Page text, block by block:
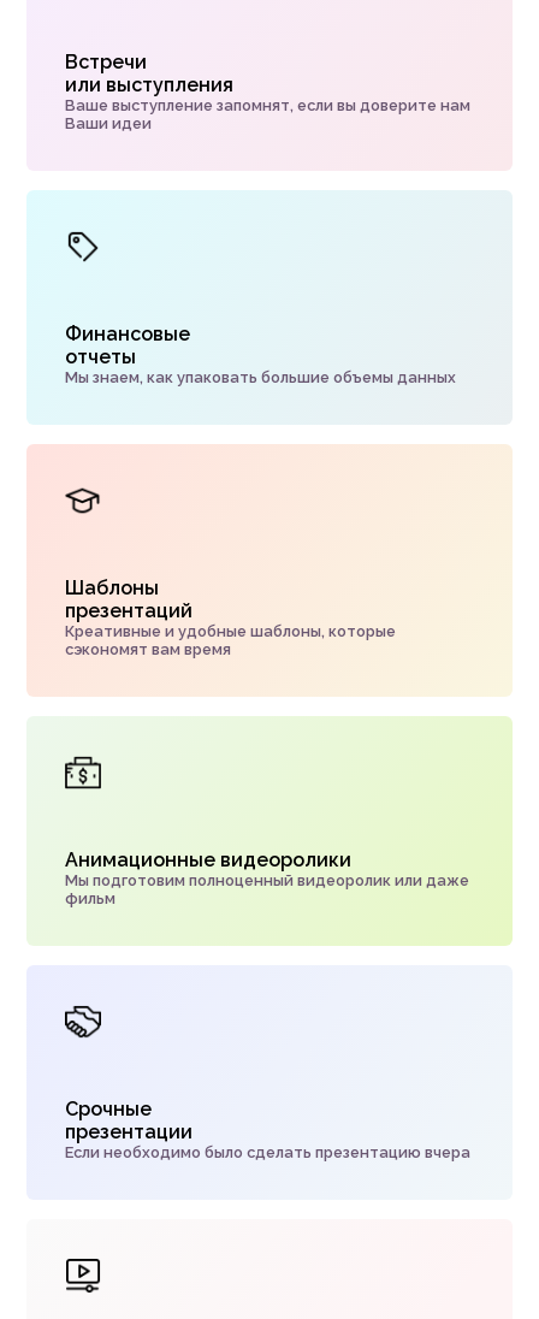
Встречи
или выступления
Ваше выступление запомнят, если вы доверите нам
Ваши идеи
Финансовые
отчеты
Мы знаем, как упаковать большие объемы данных
Шаблоны
презентаций
Креативные и удобные шаблоны, которые
сэкономят вам время
Анимационные видеоролики
Мы подготовим полноценный видеоролик или даже
фильм
Срочные
презентации
Если необходимо было сделать презентацию вчера